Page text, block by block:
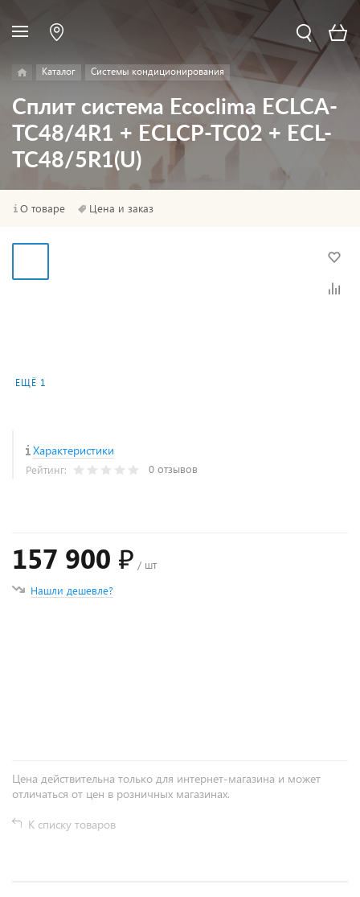
Каталог Системы кондиционирования
Сплит система Ecoclima ECLCA-
TC48/4R1 + ECLCP-TC02 + ECL-
TC48/5R1(U)
О товаре Цена и заказ
ЕЩЁ 1
Характеристики
Рейтинг: 0 отзывов
157 900 ₽ / шт
Нашли дешевле?
Цена действительна только для интернет-магазина и может
отличаться от цен в розничных магазинах.
К списку товаров